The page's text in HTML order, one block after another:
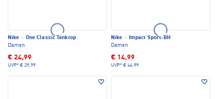
Nike · One Classic Tanktop
Damen
€ 24,99
UVP* € 29,99
Nike · Impact Sport-BH
Damen
€ 14,99
UVP* € 44,99